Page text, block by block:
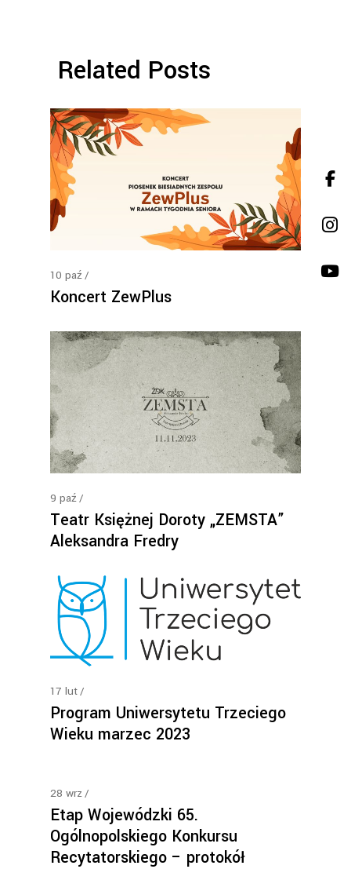
Related Posts
10 paź
Koncert ZewPlus
9 paź
Teatr Księżnej Doroty „ZEMSTA”
Aleksandra Fredry
17 lut
Program Uniwersytetu Trzeciego
Wieku marzec 2023
28 wrz
Etap Wojewódzki 65.
Ogólnopolskiego Konkursu
Recytatorskiego – protokół